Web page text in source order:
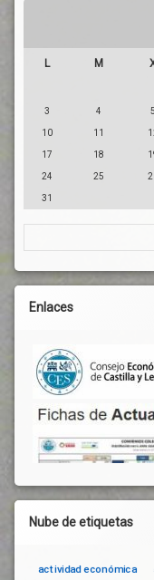
L M
3 4 5
10 11
17 18
24 25
31
Enlaces
Nube de etiquetas
actividad económica